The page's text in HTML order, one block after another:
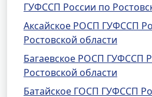
ГУФССП России по
Аксайское РОСП ГУФССП
Ростовской области
Багаевское РОСП ГУФССП
Ростовской области
Батайское ГОСП ГУФССП